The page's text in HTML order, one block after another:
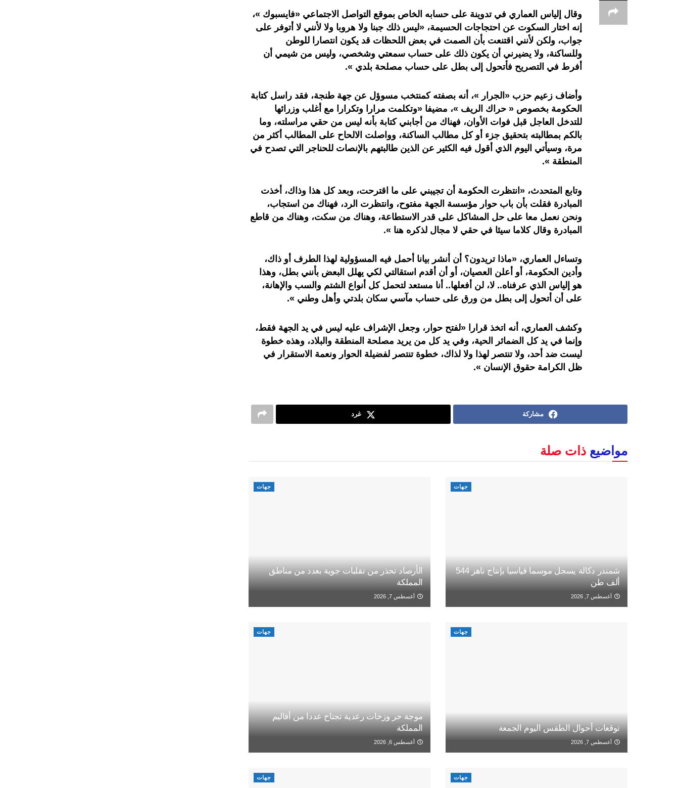
وقال إلياس العماري في تدوينة على حسابه الخاص بموقع التواصل الاجتماعي «فايسبوك »،
إنه اختار السكوت عن احتجاجات الحسيمة، «ليس ذلك جبنا ولا هروبا ولا لأنني لا أتوفر على
جواب، ولكن لأنني اقتنعت بأن الصمت في بعض اللحظات قد يكون انتصارا للوطن
وللساكنة، ولا يضيرني أن يكون ذلك على حساب سمعتي وشخصي، وليس من شيمي أن
أفرط في التصريح فأتحول إلى بطل على حساب مصلحة بلدي ».
وأضاف زعيم حزب «الجرار »، أنه بصفته كمنتخب مسوؤل عن جهة طنجة، فقد راسل كتابة
الحكومة بخصوص « حراك الريف »، مضيفا «وتكلمت مرارا وتكرارا مع أغلب وزرائها
للتدخل العاجل قبل فوات الأوان، فهناك من أجابني كتابة بأنه ليس من حقي مراسلته، وما
بالكم بمطالبته بتحقيق جزء أو كل مطالب الساكنة، وواصلت الالحاح على المطالب أكثر من
مرة، وسيأتي اليوم الذي أقول فيه الكثير عن الذين طالبتهم بالإنصات للحناجر التي تصدح في
المنطقة ».
وتابع المتحدث، «انتظرت الحكومة أن تجيبني على ما اقترحت، وبعد كل هذا وذاك، أخذت
المبادرة فقلت بأن باب حوار مؤسسة الجهة مفتوح، وانتظرت الرد، فهناك من استجاب،
ونحن نعمل معا على حل المشاكل على قدر الاستطاعة، وهناك من سكت، وهناك من قاطع
المبادرة وقال كلاما سيئا في حقي لا مجال لذكره هنا ».
وتساءل العماري، «ماذا تريدون؟ أن أنشر بيانا أحمل فيه المسؤولية لهذا الطرف أو ذاك،
وأدين الحكومة، أو أعلن العصيان، أو أن أقدم استقالتي لكي يهلل البعض بأنني بطل، وهذا
هو إلياس الذي عرفناه.. لا، لن أفعلها.. أنا مستعد لتحمل كل أنواع الشتم والسب والإهانة،
على أن أتحول إلى بطل من ورق على حساب مآسي سكان بلدتي وأهل وطني ».
وكشف العماري، أنه اتخذ قرارا «لفتح حوار، وجعل الإشراف عليه ليس في يد الجهة فقط،
وإنما في يد كل الضمائر الحية، وفي يد كل من يريد مصلحة المنطقة والبلاد، وهذه خطوة
ليست ضد أحد، ولا تنتصر لهذا ولا لذاك، خطوة تنتصر لفضيلة الحوار ونعمة الاستقرار في
ظل الكرامة حقوق الإنسان ».
مشاركة غرد
مواضيع ذات صلة
جهات
شمندر دكالة يسجل موسما قياسيا بإنتاج ناهز 544
ألف طن
أغسطس 7, 2026
جهات
الأرصاد تحذر من تقلبات جوية بعدد من مناطق
المملكة
أغسطس 7, 2026
جهات
توقعات أحوال الطقس اليوم الجمعة
أغسطس 7, 2026
جهات
موجة حر وزخات رعدية تجتاح عددا من أقاليم
المملكة
أغسطس 6, 2026
جهات جهات